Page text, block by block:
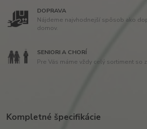
DOPRAVA
Nájdeme najvhodnejší spôsob ako
domov.
SENIORI A CHORÍ
Pre Vás máme vždy celý sortiment so
Kompletné špecifikácie